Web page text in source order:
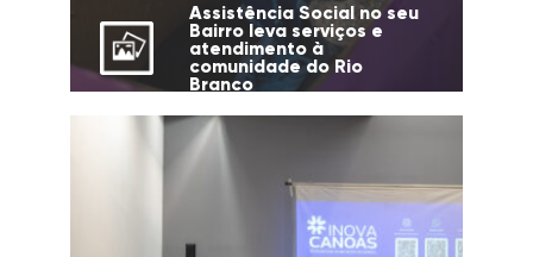
Assistência Social no seu
Bairro leva serviços e
atendimento à
comunidade do Rio
Branco